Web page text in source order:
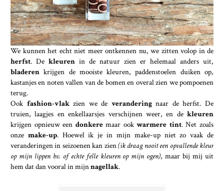
We kunnen het echt niet meer ontkennen nu, we zitten volop in de
herfst. De kleuren in de natuur zien er helemaal anders uit,
bladerenkrijgen de mooiste kleuren, paddenstoelen duiken op,
kastanjes en noten vallen van de bomen en overal zien we pompoenen
terug.
Ookfashion-vlakzien we de veranderingnaar de herfst. De
truien, laagjes en enkellaarsjes verschijnen weer, en de kleuren
krijgen opnieuw een donkeremaar ookwarmere tint. Net zoals
onze make-up. Hoewel ik je in mijn make-up niet zo vaak de
veranderingen in seizoenen kan zien(ik draag nooit een opvallende kleur
op mijn lippen bv. of echte felle kleuren op mijn ogen), maar bij mij uit
hem dat dan vooral in mijnnagellak.